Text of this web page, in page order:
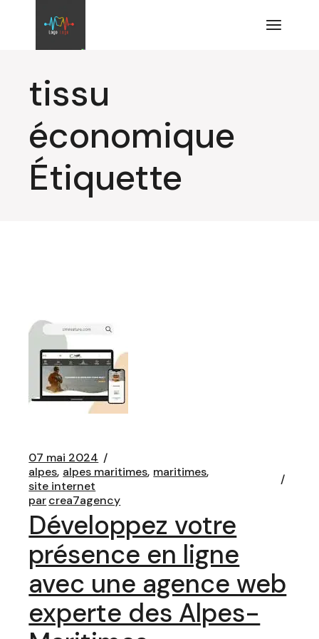
contenu
tissu
économique
Étiquette
07 mai 2024
alpes alpes maritimes maritimes
site internet
parcrea7agency
Développez votre
présence en ligne
avec une agence web
experte des Alpes-